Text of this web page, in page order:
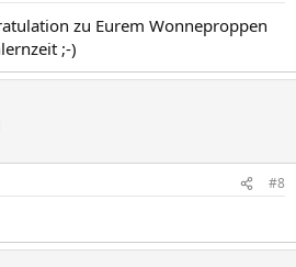
zu Eurem Wonneproppen
;-)
#8